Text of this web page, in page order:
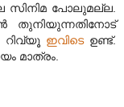
പോലുമല്ല.
തുനിയുന്നതിനോട്
റിവ്യൂ ഇവിടെ ഉണ്ട്.
മാത്രം.